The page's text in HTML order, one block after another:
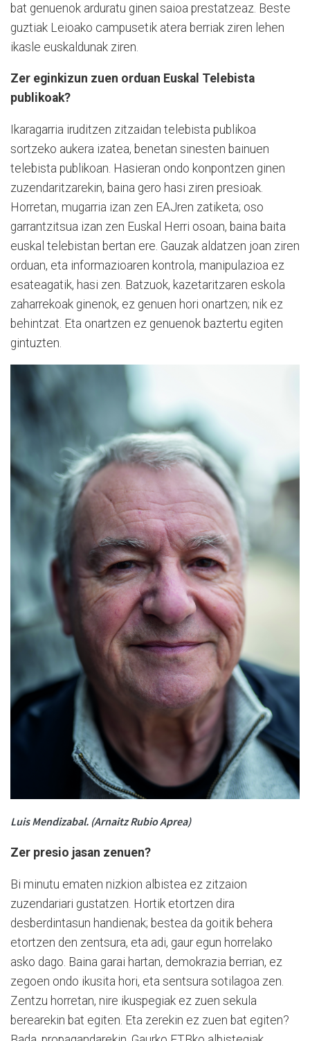
bat genuenok arduratu ginen saioa prestatzeaz. Beste
guztiak Leioako campusetik atera berriak ziren lehen
ikasle euskaldunak ziren.
Zer eginkizun zuen orduan Euskal Telebista
publikoak?
Ikaragarria iruditzen zitzaidan telebista publikoa
sortzeko aukera izatea, benetan sinesten bainuen
telebista publikoan. Hasieran ondo konpontzen ginen
zuzendaritzarekin, baina gero hasi ziren presioak.
Horretan, mugarria izan zen EAJren zatiketa; oso
garrantzitsua izan zen Euskal Herri osoan, baina baita
euskal telebistan bertan ere. Gauzak aldatzen joan ziren
orduan, eta informazioaren kontrola, manipulazioa ez
esateagatik, hasi zen. Batzuok, kazetaritzaren eskola
zaharrekoak ginenok, ez genuen hori onartzen; nik ez
behintzat. Eta onartzen ez genuenok baztertu egiten
gintuzten.
Luis Mendizabal. (Arnaitz Rubio Aprea)
Zer presio jasan zenuen?
Bi minutu ematen nizkion albistea ez zitzaion
zuzendariari gustatzen. Hortik etortzen dira
desberdintasun handienak; bestea da goitik behera
etortzen den zentsura, eta adi, gaur egun horrelako
asko dago. Baina garai hartan, demokrazia berrian, ez
zegoen ondo ikusita hori, eta sentsura sotilagoa zen.
Zentzu horretan, nire ikuspegiak ez zuen sekula
berearekin bat egiten. Eta zerekin ez zuen bat egiten?